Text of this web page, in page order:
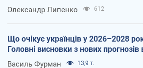
Олександр Липенко 612
Що очікує українців у 2026–2028
Головні висновки з нових прогнозів
Василь Фурман 13,9 т.